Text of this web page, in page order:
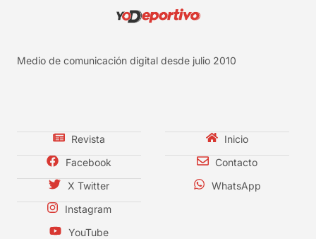
Medio de comunicación digital desde julio 2010
Revista
Facebook
X Twitter
Instagram
YouTube
Inicio
Contacto
WhatsApp